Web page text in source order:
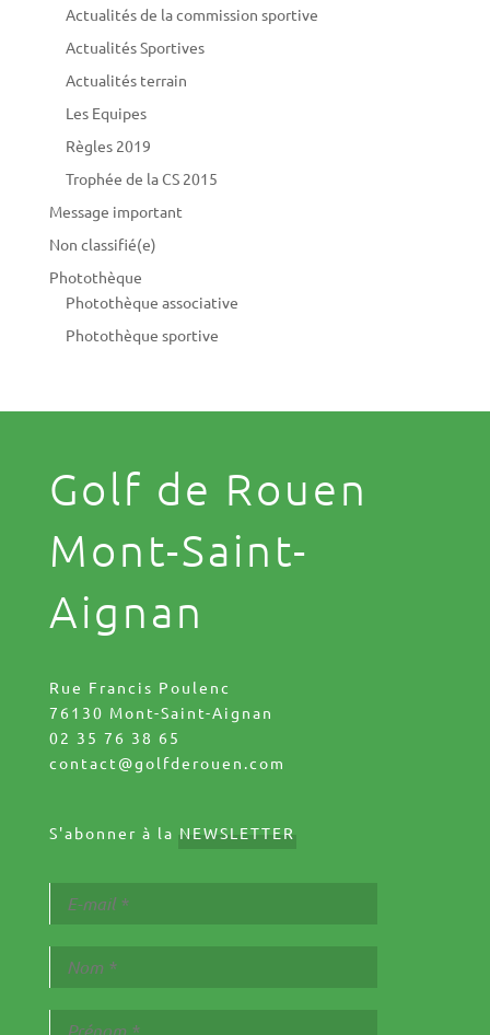
Actualités de la commission sportive
Actualités Sportives
Actualités terrain
Les Equipes
Règles 2019
Trophée de la CS 2015
Message important
Non classifié(e)
Photothèque
Photothèque associative
Photothèque sportive
Golf de Rouen
Mont-Saint-
Aignan
Rue Francis Poulenc
76130 Mont-Saint-Aignan
02 35 76 38 65
contact@golfderouen.com
S'abonner à la NEWSLETTER